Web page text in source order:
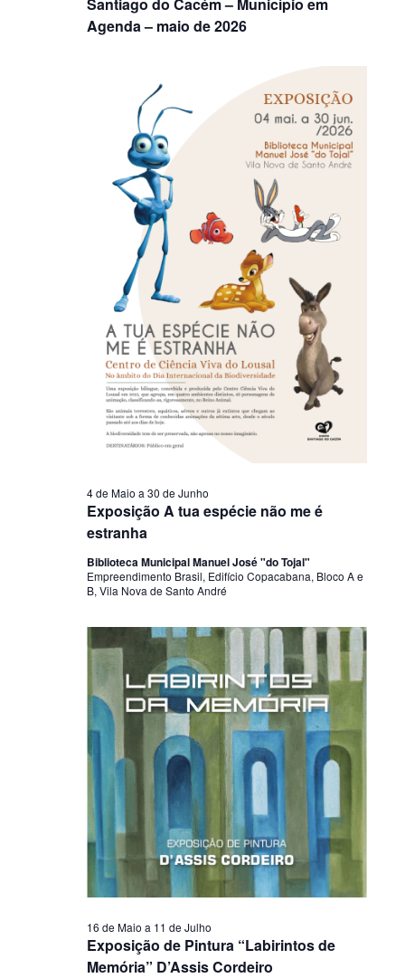
Agenda – maio de 2026
Exposição A tua espécie não me é
estranha
4 de Maio a 30 de Junho
Biblioteca Municipal Manuel José "do Tojal"
Empreendimento Brasil, Edifício Copacabana, Bloco A e
B, Vila Nova de Santo André
Exposição de Pintura “Labirintos de
Memória” D’Assis Cordeiro
16 de Maio a 11 de Julho